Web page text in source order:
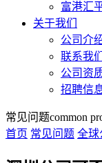
富港汇
关于我们
公司介
联系我们
公司资
招聘信
常见问题common
首页 常见问题 全球